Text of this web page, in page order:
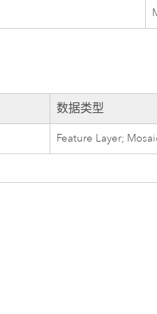
数据类型
Feature Layer;